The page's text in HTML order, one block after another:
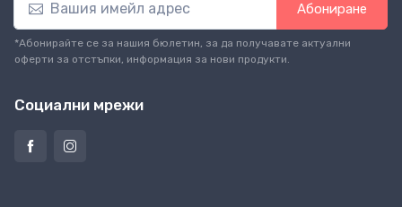
Абониране
*Абонирайте се за нашия бюлетин, за да получавате актуални
оферти за отстъпки, информация за нови продукти.
Социални мрежи